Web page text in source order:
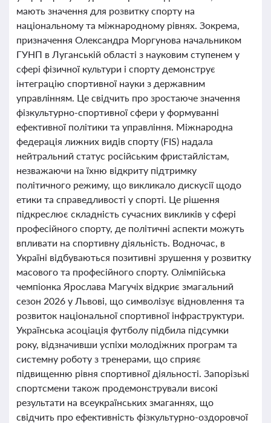
мають значення для розвитку спорту на
національному та міжнародному рівнях. Зокрема,
призначення Олександра Моргунова начальником
ГУНП в Луганській області з науковим ступенем у
сфері фізичної культури і спорту демонструє
інтеграцію спортивної науки з державним
управлінням. Це свідчить про зростаюче значення
фізкультурно-спортивної сфери у формуванні
ефективної політики та управління. Міжнародна
федерація лижних видів спорту (FIS) надала
нейтральний статус російським фристайлістам,
незважаючи на їхню відкриту підтримку
політичного режиму, що викликало дискусії щодо
етики та справедливості у спорті. Це рішення
підкреслює складність сучасних викликів у сфері
професійного спорту, де політичні аспекти можуть
впливати на спортивну діяльність. Водночас, в
Україні відбуваються позитивні зрушення у розвитку
масового та професійного спорту. Олімпійська
чемпіонка Ярослава Магучіх відкриє змагальний
сезон 2026 у Львові, що символізує відновлення та
розвиток національної спортивної інфраструктури.
Українська асоціація футболу підбила підсумки
року, відзначивши успіхи молодіжних програм та
системну роботу з тренерами, що сприяє
підвищенню рівня спортивної діяльності. Запорізькі
спортсмени також продемонстрували високі
результати на всеукраїнських змаганнях, що
свідчить про ефективність фізкультурно-оздоровчої